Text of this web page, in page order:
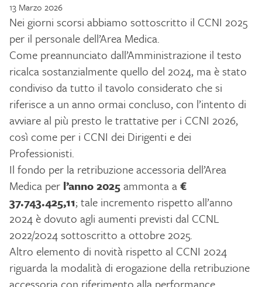
13 Marzo 2026
Nei giorni scorsi abbiamo sottoscritto il CCNI 2025
per il personale dell’Area Medica.
Come preannunciato dall’Amministrazione il testo
ricalca sostanzialmente quello del 2024, ma è stato
condiviso da tutto il tavolo considerato che si
riferisce a un anno ormai concluso, con l’intento di
avviare al più presto le trattative per i CCNI 2026,
così come per i CCNI dei Dirigenti e dei
Professionisti.
Il fondo per la retribuzione accessoria dell’Area
Medica per l’anno 2025ammonta a€
37.743.425,11; tale incremento rispetto all’anno
2024 è dovuto agli aumenti previsti dal CCNL
2022/2024 sottoscritto a ottobre 2025.
Altro elemento di novità rispetto al CCNI 2024
riguarda la modalità di erogazione della retribuzione
accessoria con riferimento alla performance